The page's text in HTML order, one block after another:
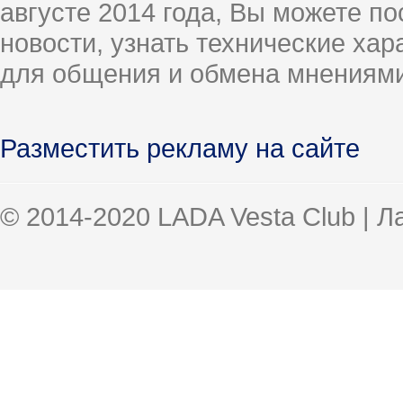
августе 2014 года, Вы можете
новости, узнать технические
для общения и обмена
Разместить рекламу на сайте
© 2014-2020 LADA Vesta Club |